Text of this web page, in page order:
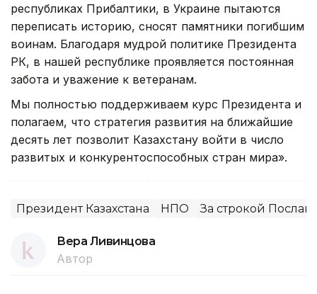
республиках Прибалтики, в Украине пытаются
переписать историю, сносят памятники погибшим
воинам. Благодаря мудрой политике Президента
РК, в нашей республике проявляется постоянная
забота и уважение к ветеранам.
Мы полностью поддерживаем курс Президента и
полагаем, что стратегия развития на ближайшие
десять лет позволит Казахстану войти в число
развитых и конкурентоспособных стран мира».
Президент Казахстана НПО За строкой
Вера Ливинцова
Автор